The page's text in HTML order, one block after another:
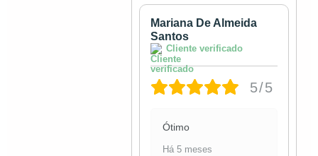
Mariana De Almeida
Santos
Cliente verificado
5/5
Ótimo
Há 5 meses